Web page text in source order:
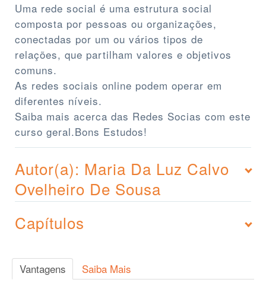
Uma rede social é uma estrutura social
composta por pessoas ou organizações,
conectadas por um ou vários tipos de
relações, que partilham valores e objetivos
comuns.
As redes sociais online podem operar em
diferentes níveis.
Saiba mais acerca das Redes Socias com este
curso geral.Bons Estudos!
Autor(a): Maria Da Luz Calvo
Ovelheiro De Sousa
Capítulos
Vantagens Saiba Mais